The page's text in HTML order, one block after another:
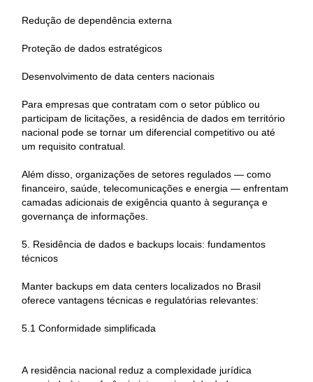
Redução de dependência externa
Proteção de dados estratégicos
Desenvolvimento de data centers nacionais
Para empresas que contratam com o setor público ou
participam de licitações, a residência de dados em território
nacional pode se tornar um diferencial competitivo ou até
um requisito contratual.
Além disso, organizações de setores regulados — como
financeiro, saúde, telecomunicações e energia — enfrentam
camadas adicionais de exigência quanto à segurança e
governança de informações.
5. Residência de dados e backups locais: fundamentos
técnicos
Manter backups em data centers localizados no Brasil
oferece vantagens técnicas e regulatórias relevantes:
5.1 Conformidade simplificada
A residência nacional reduz a complexidade jurídica